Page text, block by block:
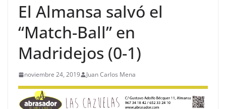
El Almansa salvó el
“Match-Ball” en
Madridejos (0-1)
noviembre 24, 2019 Juan Carlos Mena